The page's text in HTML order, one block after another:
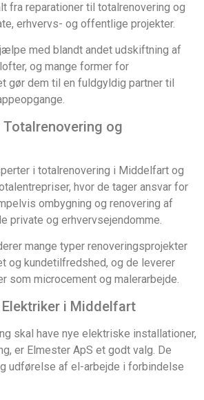
fra reparationer til totalrenovering og
erhvervs- og offentlige projekter.
med blandt andet udskiftning af
og mange former for
gør dem til en fuldgyldig partner til
Totalrenovering og
i totalrenovering i Middelfart og
hvor de tager ansvar for
ombygning og renovering af
private og erhvervsejendomme.
mange typer renoveringsprojekter
og kundetilfredshed, og de leverer
som microcement og malerarbejde.
i Middelfart
skal have nye elektriske installationer,
er Elmester ApS et godt valg. De
udførelse af el-arbejde i forbindelse